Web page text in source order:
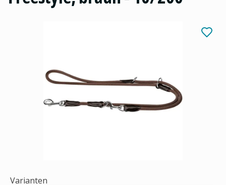
Varianten